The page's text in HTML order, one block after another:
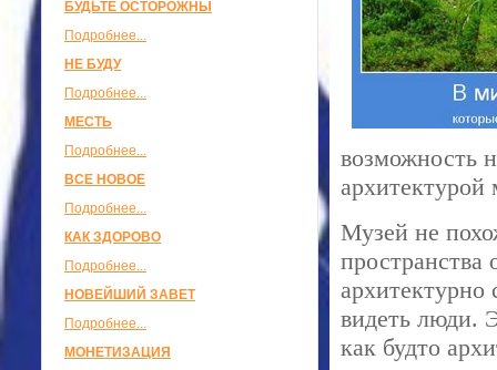
БУДЬТЕ ОСТОРОЖНЫ
Подробнее...
НЕ БУДУ
Подробнее...
МЕСТЬ
Подробнее...
ВСЕ НОВОЕ
Подробнее...
КАК ЗДОРОВО
Подробнее...
НОВЕЙШИЙ ЗАВЕТ
Подробнее...
МОНЕТИЗАЦИЯ
возможность
архитектурой
Музей не
пространства
видеть люди.
как будто